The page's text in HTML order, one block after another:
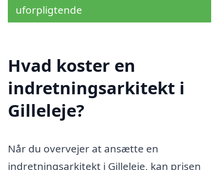
uforpligtende
Hvad koster en
indretningsarkitekt i
Gilleleje?
Når du overvejer at ansætte en
indretningsarkitekt i Gilleleje, kan prisen